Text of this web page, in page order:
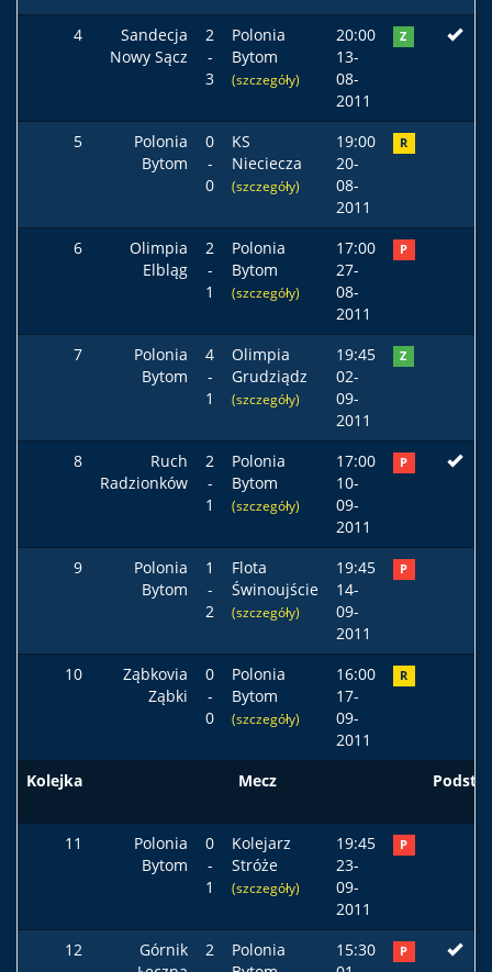
4
Sandecja
Nowy Sącz
2
-
3
Polonia
Bytom
(szczegóły)
20:00
13-
08-
2011
Z
5
Polonia
Bytom
0
-
0
KS
Nieciecza
(szczegóły)
19:00
20-
08-
2011
R
6
Olimpia
Elbląg
2
-
1
Polonia
Bytom
(szczegóły)
17:00
27-
08-
2011
P
7
Polonia
Bytom
4
-
1
Olimpia
Grudziądz
(szczegóły)
19:45
02-
09-
2011
Z
8
Ruch
Radzionków
2
-
1
Polonia
Bytom
(szczegóły)
17:00
10-
09-
2011
P
9
Polonia
Bytom
1
-
2
Flota
Świnoujście
(szczegóły)
19:45
14-
09-
2011
P
10
Ząbkovia
Ząbki
0
-
0
Polonia
Bytom
(szczegóły)
16:00
17-
09-
2011
R
Kolejka Mecz Podst
11
Polonia
Bytom
0
-
1
Kolejarz
Stróże
(szczegóły)
19:45
23-
09-
2011
P
12
Górnik
2
Polonia
15:30
P